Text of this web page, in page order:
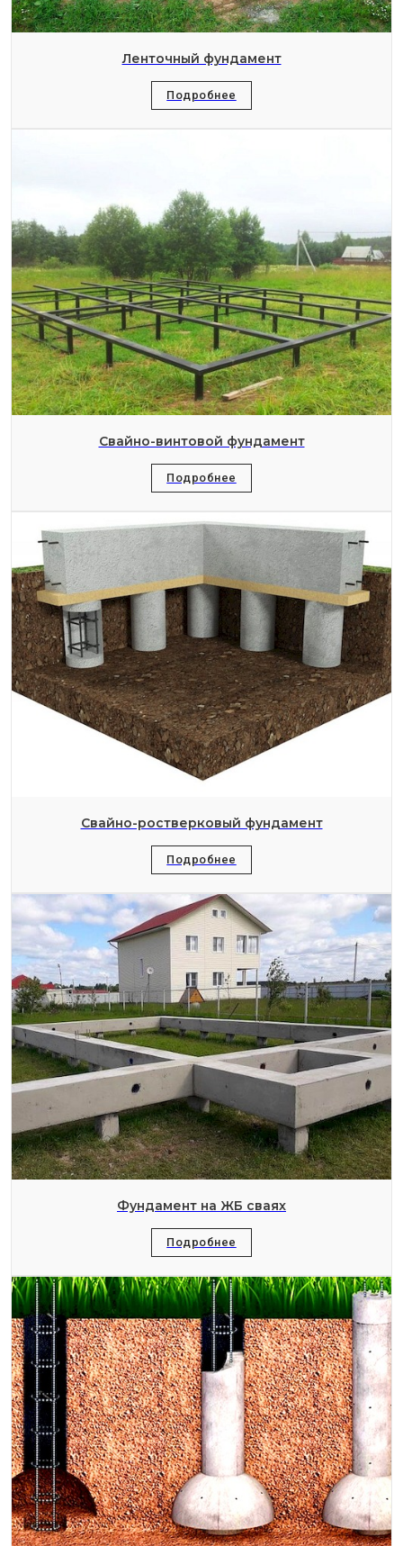
Ленточный фундамент
Подробнее
Свайно-винтовой фундамент
Подробнее
Свайно-ростверковый фундамент
Подробнее
Фундамент на ЖБ сваях
Подробнее